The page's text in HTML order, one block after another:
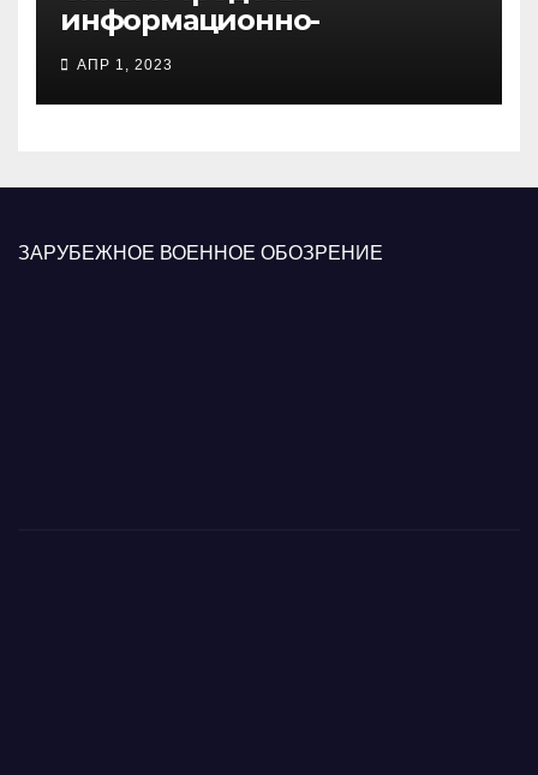
информационно-
психологических операций
вооруженных сил Украины
АПР 1, 2023
ЗАРУБЕЖНОЕ ВОЕННОЕ ОБОЗРЕНИЕ